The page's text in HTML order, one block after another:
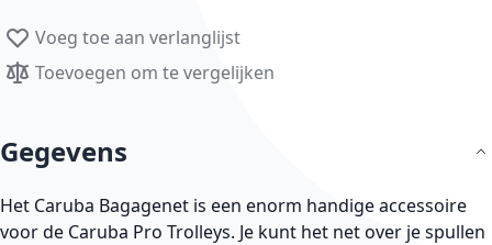
Voeg toe aan verlanglijst
Toevoegen om te vergelijken
Gegevens
Het Caruba Bagagenet is een enorm handige accessoire
voor de Caruba Pro Trolleys. Je kunt het net over je spullen